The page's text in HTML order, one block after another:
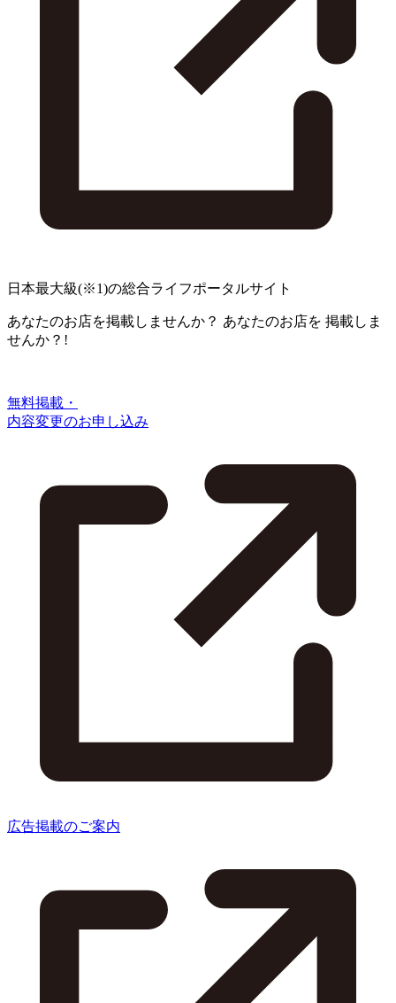
日本最大級(※1)の総合ライフポータルサイト
あなたのお店を掲載しませんか？ あなたのお店を 掲載しま
せんか？!
無料掲載・
内容変更のお申し込み
広告掲載のご案内